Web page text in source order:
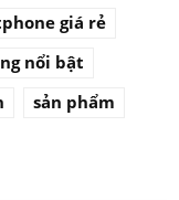
giá rẻ
nổi bật
sản phẩm